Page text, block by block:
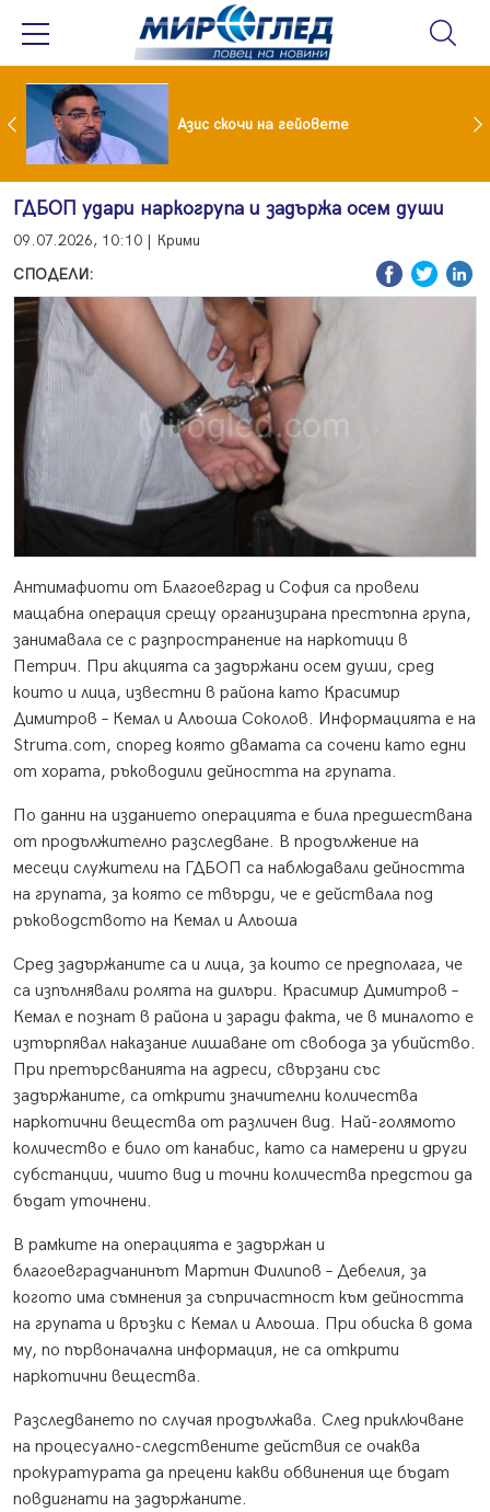
във фейсбук и инстаграм за непълнолетни Азис скочи на гейовете
ГДБОП удари наркогрупа и задържа осем души
09.07.2026, 10:10 | Крими
СПОДЕЛИ:
Антимафиоти от Благоевград и София са провели
мащабна операция срещу организирана престъпна група,
занимавала се с разпространение на наркотици в
Петрич. При акцията са задържани осем души, сред
които и лица, известни в района като Красимир
Димитров – Кемал и Альоша Соколов. Информацията е на
Struma.com, според която двамата са сочени като едни
от хората, ръководили дейността на групата.
По данни на изданието операцията е била предшествана
от продължително разследване. В продължение на
месеци служители на ГДБОП са наблюдавали дейността
на групата, за която се твърди, че е действала под
ръководството на Кемал и Альоша
Сред задържаните са и лица, за които се предполага, че
са изпълнявали ролята на дилъри. Красимир Димитров –
Кемал е познат в района и заради факта, че в миналото е
изтърпявал наказание лишаване от свобода за убийство.
При претърсванията на адреси, свързани със
задържаните, са открити значителни количества
наркотични вещества от различен вид. Най-голямото
количество е било от канабис, като са намерени и други
субстанции, чиито вид и точни количества предстои да
бъдат уточнени.
В рамките на операцията е задържан и
благоевградчанинът Мартин Филипов – Дебелия, за
когото има съмнения за съпричастност към дейността
на групата и връзки с Кемал и Альоша. При обиска в дома
му, по първоначална информация, не са открити
наркотични вещества.
Разследването по случая продължава. След приключване
на процесуално-следствените действия се очаква
прокуратурата да прецени какви обвинения ще бъдат
повдигнати на задържаните.